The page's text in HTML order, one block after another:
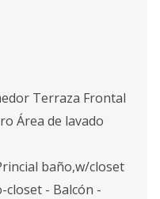
Terraza Frontal
Área de lavado
baño,w/closet
closet - Balcón -